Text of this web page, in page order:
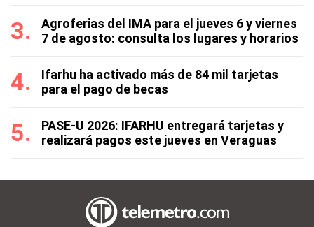
Agroferias del IMA para el jueves 6 y viernes
7 de agosto: consulta los lugares y horarios
Ifarhu ha activado más de 84 mil tarjetas
para el pago de becas
PASE-U 2026: IFARHU entregará tarjetas y
realizará pagos este jueves en Veraguas